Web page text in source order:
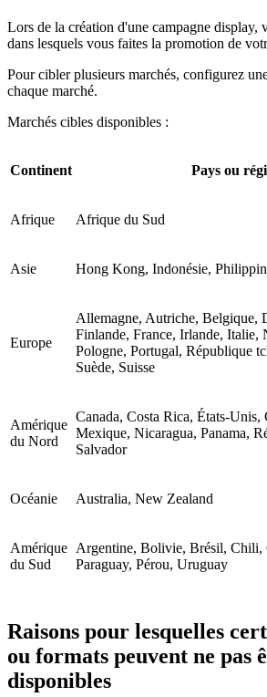
Lors de la création d'une campagne display,
dans lesquels vous faites la promotion de
Pour cibler plusieurs marchés, configurez
chaque marché.
Marchés cibles disponibles :
Continent Pays ou
Afrique Afrique du Sud
Asie Hong Kong, Indonésie,
Europe
Allemagne, Autriche, Belgique,
Finlande, France, Irlande, Italie,
Pologne, Portugal, République
Suède, Suisse
Amérique
du Nord
Canada, Costa Rica, États-Unis,
Mexique, Nicaragua, Panama,
Salvador
Océanie Australia, New Zealand
Amérique
du Sud
Argentine, Bolivie, Brésil, Chili,
Paraguay, Pérou, Uruguay
Raisons pour lesquelles
ou formats peuvent ne pas
disponibles